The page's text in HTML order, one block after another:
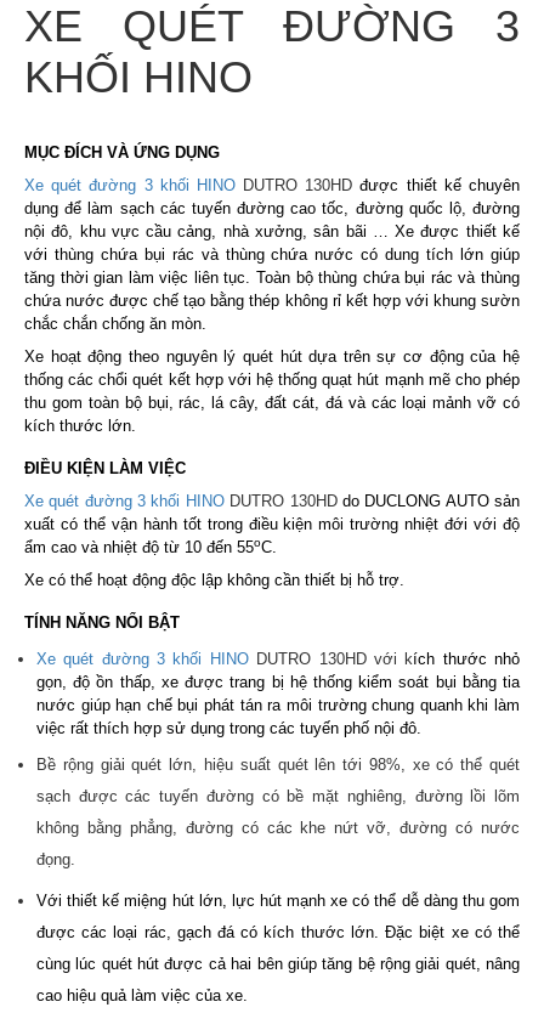
XE QUÉT ĐƯỜNG 3
KHỐI HINO
MỤC ĐÍCH VÀ ỨNG DỤNG
Xe quét đường 3 khối HINODUTRO 130HD được thiết kế chuyên
dụng để làm sạch các tuyến đường cao tốc, đường quốc lộ, đường
nội đô, khu vực cầu cảng, nhà xưởng, sân bãi … Xe được thiết kế
với thùng chứa bụi rác và thùng chứa nước có dung tích lớn giúp
tăng thời gian làm việc liên tục. Toàn bộ thùng chứa bụi rác và thùng
chứa nước được chế tạo bằng thép không rỉ kết hợp với khung sườn
chắc chắn chống ăn mòn.
Xe hoạt động theo nguyên lý quét hút dựa trên sự cơ động của hệ
thống các chổi quét kết hợp với hệ thống quạt hút mạnh mẽ cho phép
thu gom toàn bộ bụi, rác, lá cây, đất cát, đá và các loại mảnh vỡ có
kích thước lớn.
ĐIỀU KIỆN LÀM VIỆC
Xe quét đường 3 khối HINODUTRO 130HDdo DUCLONG AUTO sản
xuất có thể vận hành tốt trong điều kiện môi trường nhiệt đới với độ
ẩm cao và nhiệt độ từ 10 đến 55oC.
Xe có thể hoạt động độc lập không cần thiết bị hỗ trợ.
TÍNH NĂNG NỔI BẬT
Xe quét đường 3 khối HINODUTRO 130HD với kích thước nhỏ
gọn, độ ồn thấp, xe được trang bị hệ thống kiểm soát bụi bằng tia
nước giúp hạn chế bụi phát tán ra môi trường chung quanh khi làm
việc rất thích hợp sử dụng trong các tuyến phố nội đô.
Bề rộng giải quét lớn, hiệu suất quét lên tới 98%, xe có thể quét
sạch được các tuyến đường có bề mặt nghiêng, đường lồi lõm
không bằng phẳng, đường có các khe nứt vỡ, đường có nước
đọng.
Với thiết kế miệng hút lớn, lực hút mạnh xe có thể dễ dàng thu gom
được các loại rác, gạch đá có kích thước lớn. Đặc biệt xe có thể
cùng lúc quét hút được cả hai bên giúp tăng bệ rộng giải quét, nâng
cao hiệu quả làm việc của xe.